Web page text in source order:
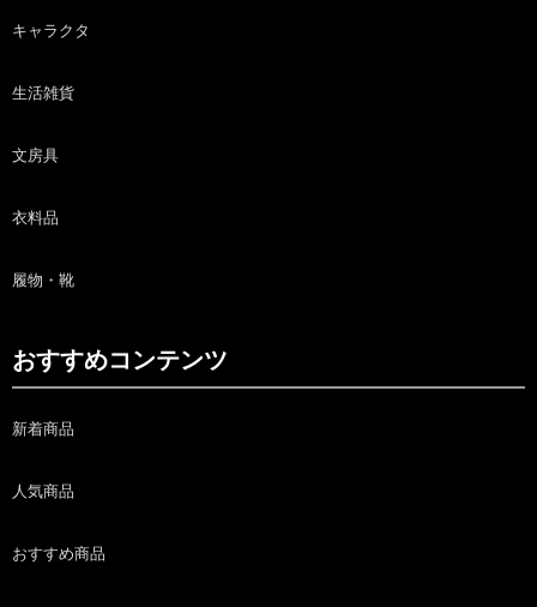
キャラクタ
生活雑貨
文房具
衣料品
履物・靴
おすすめコンテンツ
新着商品
人気商品
おすすめ商品